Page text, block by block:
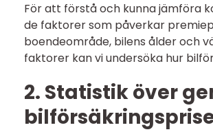
För att förstå och kunna jämföra
de faktorer som påverkar
boendeområde, bilens ålder och
faktorer kan vi undersöka hur
2. Statistik över